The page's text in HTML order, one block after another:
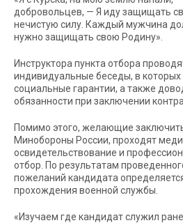
добровольцев, — Я иду защищать
нечистую силу. Каждый мужчина
нужно защищать свою Родину».
Инструктора пункта отбора
индивидуальные беседы, в
социальные гарантии, а также
обязанности при заключении
Помимо этого, желающие
Минобороны России, проходят
освидетельствование и
отбор. По результатам
пожеланий кандидата
прохождения военной службы.
«Изучаем где кандидат служил